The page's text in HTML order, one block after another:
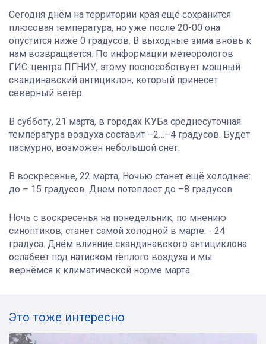
Сегодня днём на территории края ещё сохранится
плюсовая температура, но уже после 20-00 она
опустится ниже 0 градусов. В выходные зима вновь к
нам возвращается. По информации метеорологов
ГИС-центра ПГНИУ, этому поспособствует мощный
скандинавский антициклон, который принесет
северный ветер.
В субботу, 21 марта, в городах КУБа среднесуточная
температура воздуха составит –2…–4 градусов. Будет
пасмурно, возможен небольшой снег.
В воскресенье, 22 марта, Ночью станет ещё холоднее:
до – 15 градусов. Днем потеплеет до –8 градусов
Ночь с воскресенья на понедельник, по мнению
синоптиков, станет самой холодной в марте: - 24
градуса. Днём влияние скандинавского антициклона
ослабеет под натиском тёплого воздуха и мы
вернёмся к климатической норме марта.
Это тоже интересно